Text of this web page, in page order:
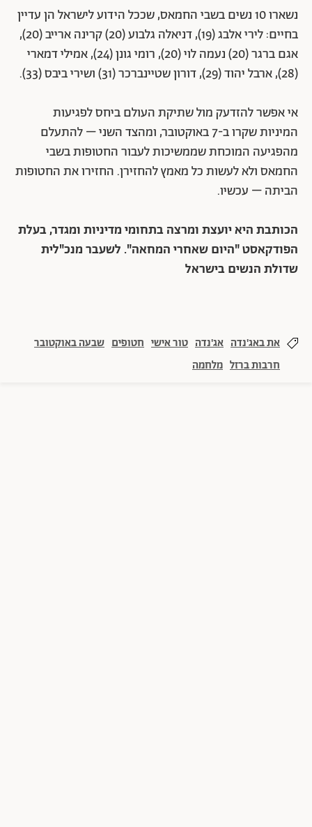
נשארו 10 נשים בשבי החמאס, שככל הידוע לישראל הן עדיין
בחיים: לירי אלבג (19), דניאלה גלבוע (20) קרינה ארייב (20),
אגם ברגר (20) נעמה לוי (20), רומי גונן (24), אמילי דמארי
(28), ארבל יהוד (29), דורון שטיינברכר (31) ושירי ביבס (33).
אי אפשר להזדעק מול שתיקת העולם ביחס לפגיעות
המיניות שקרו ב-7 באוקטובר, ומהצד השני – להתעלם
מהפגיעה המוכחת שממשיכות לעבור החטופות בשבי
החמאס ולא לעשות כל מאמץ להחזירן. החזירו את החטופות
הביתה – עכשיו.
הכותבת היא יועצת ומרצה בתחומי מדיניות ומגדר, בעלת
הפודקאסט "היום שאחרי המחאה". לשעבר מנכ"לית
שדולת הנשים בישראל
את באג'נדה אג'נדה טור אישי חטופים שבעה באוקטובר
חרבות ברזל מלחמה